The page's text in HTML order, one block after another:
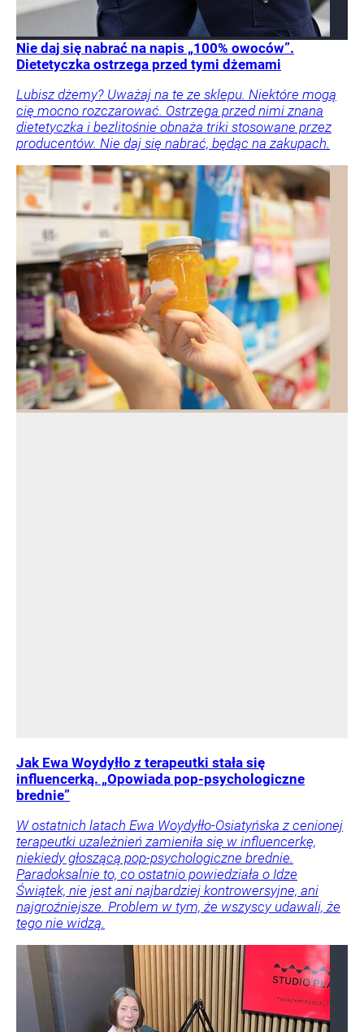
Nie daj się nabrać na napis „100% owoców”.
Dietetyczka ostrzega przed tymi dżemami
Lubisz dżemy? Uważaj na te ze sklepu. Niektóre mogą
cię mocno rozczarować. Ostrzega przed nimi znana
dietetyczka i bezlitośnie obnaża triki stosowane przez
producentów. Nie daj się nabrać, będąc na zakupach.
Jak Ewa Woydyłło z terapeutki stała się
influencerką. „Opowiada pop-psychologiczne
brednie”
W ostatnich latach Ewa Woydyłło-Osiatyńska z cenionej
terapeutki uzależnień zamieniła się w influencerkę,
niekiedy głoszącą pop-psychologiczne brednie.
Paradoksalnie to, co ostatnio powiedziała o Idze
Świątek, nie jest ani najbardziej kontrowersyjne, ani
najgroźniejsze. Problem w tym, że wszyscy udawali, że
tego nie widzą.